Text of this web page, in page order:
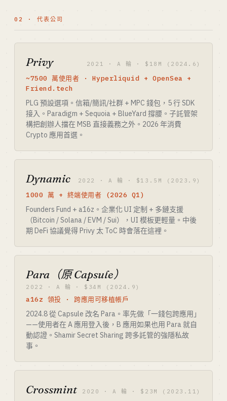
02 · 代表公司
Privy 2021 · A 輪 · $18M (2024.6)
~7500 萬使用者 · Hyperliquid + OpenSea +
Friend.tech
PLG 預設選項。信箱/簡訊/社群 + MPC 錢包，5 行 SDK
接入。Paradigm + Sequoia + BlueYard 撐腰。子託管架
構把創辦人擋在 MSB 直接義務之外。2026 年消費
Crypto 應用首選。
Dynamic 2022 · A 輪 · $13.5M (2023.9)
1000 萬 + 終端使用者 (2026 Q1)
Founders Fund + a16z。企業化 UI 定制 + 多鏈支援
（Bitcoin / Solana / EVM / Sui），UI 模板更輕量。中後
期 DeFi 協議覺得 Privy 太 ToC 時會落在這裡。
Para（原 Capsule）
2022 · A 輪 · $34M (2024.9)
a16z 領投 · 跨應用可移植帳戶
2024.8 從 Capsule 改名 Para。率先做「一錢包跨應用」
——使用者在 A 應用登入後，B 應用如果也用 Para 就自
動認證。Shamir Secret Sharing 跨多託管的強隱私故
事。
Crossmint 2020 · A 輪 · $23M (2023.11)